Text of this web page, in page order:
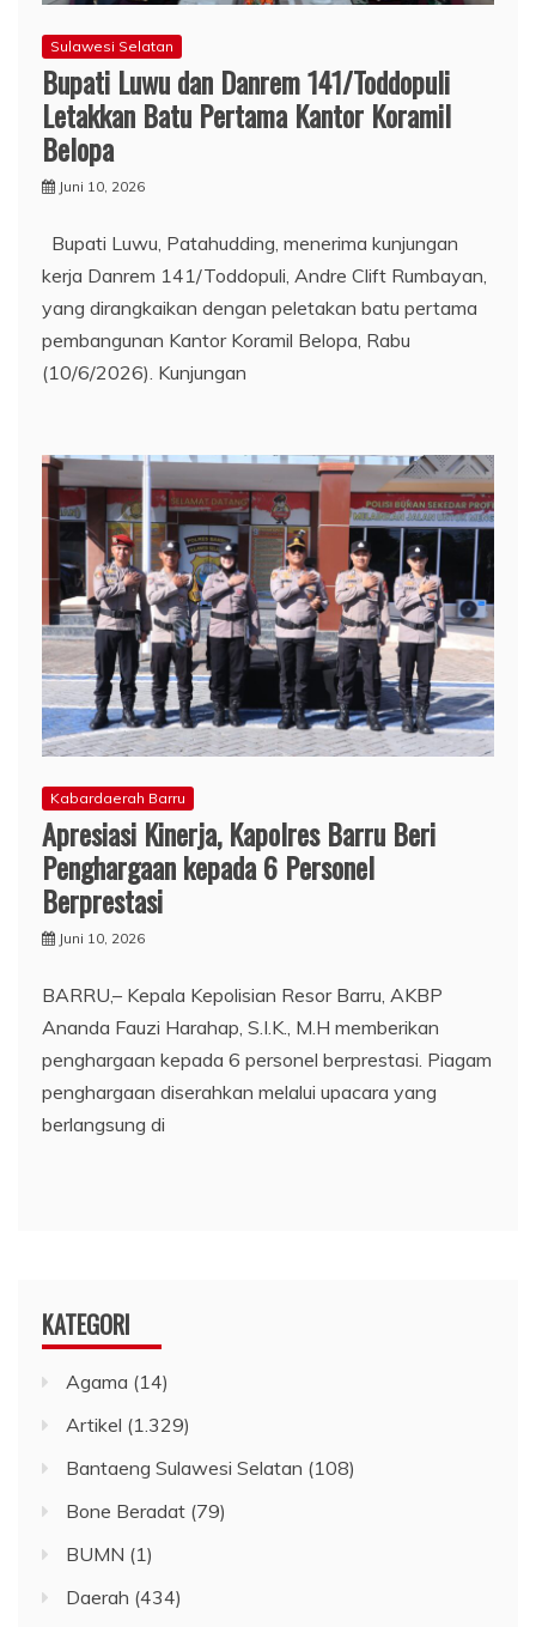
Sulawesi Selatan
Bupati Luwu dan Danrem 141/Toddopuli
Letakkan Batu Pertama Kantor Koramil
Belopa
Juni 10, 2026
Bupati Luwu, Patahudding, menerima kunjungan
kerja Danrem 141/Toddopuli, Andre Clift Rumbayan,
yang dirangkaikan dengan peletakan batu pertama
pembangunan Kantor Koramil Belopa, Rabu
(10/6/2026). Kunjungan
Kabardaerah Barru
​Apresiasi Kinerja, Kapolres Barru Beri
Penghargaan kepada 6 Personel
Berprestasi
Juni 10, 2026
BARRU,– Kepala Kepolisian Resor Barru, AKBP
Ananda Fauzi Harahap, S.I.K., M.H memberikan
penghargaan kepada 6 personel berprestasi. Piagam
penghargaan diserahkan melalui upacara yang
berlangsung di
KATEGORI
Agama (14)
Artikel (1.329)
Bantaeng Sulawesi Selatan (108)
Bone Beradat (79)
BUMN (1)
Daerah (434)